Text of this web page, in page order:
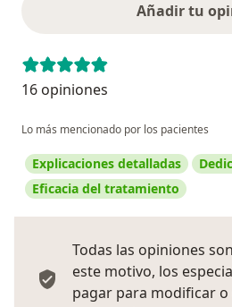
Añadir tu
16 opiniones
Lo más mencionado por los pacientes
Explicaciones detalladas
Eficacia del tratamiento
Todas las opiniones
este motivo, los
pagar para modificar